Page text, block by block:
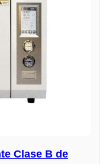
Clase B de